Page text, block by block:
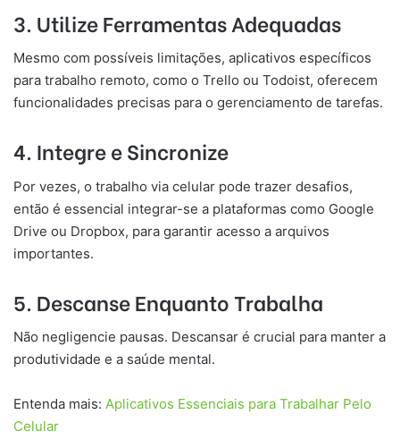
3. Utilize Ferramentas Adequadas
Mesmo com possíveis limitações, aplicativos específicos
para trabalho remoto, como o Trello ou Todoist, oferecem
funcionalidades precisas para o gerenciamento de tarefas.
4. Integre e Sincronize
Por vezes, o trabalho via celular pode trazer desafios,
então é essencial integrar-se a plataformas como Google
Drive ou Dropbox, para garantir acesso a arquivos
importantes.
5. Descanse Enquanto Trabalha
Não negligencie pausas. Descansar é crucial para manter a
produtividade e a saúde mental.
Entenda mais: Aplicativos Essenciais para Trabalhar Pelo
Celular